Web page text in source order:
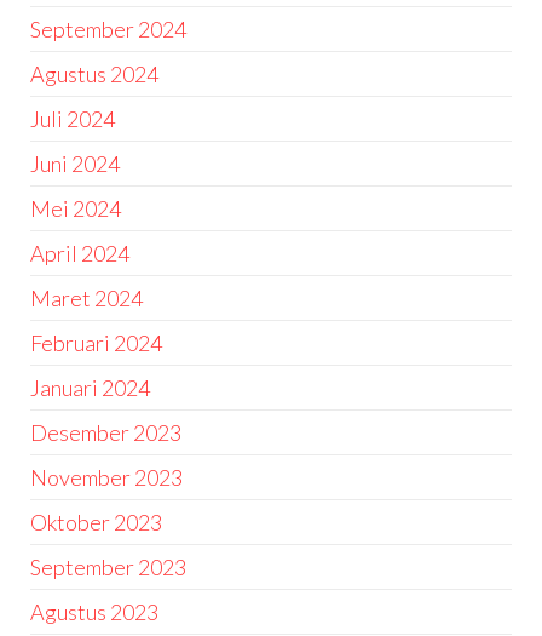
September 2024
Agustus 2024
Juli 2024
Juni 2024
Mei 2024
April 2024
Maret 2024
Februari 2024
Januari 2024
Desember 2023
November 2023
Oktober 2023
September 2023
Agustus 2023